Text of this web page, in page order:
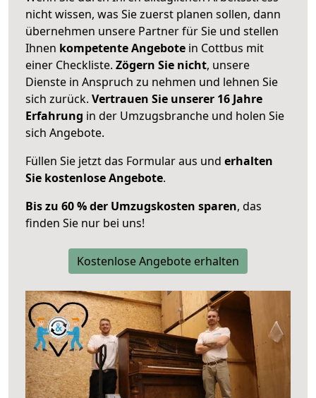
nicht wissen, was Sie zuerst planen sollen, dann
übernehmen unsere Partner für Sie und stellen
Ihnen kompetente Angebote in Cottbus mit
einer Checkliste. Zögern Sie nicht, unsere
Dienste in Anspruch zu nehmen und lehnen Sie
sich zurück. Vertrauen Sie unserer 16 Jahre
Erfahrung in der Umzugsbranche und holen Sie
sich Angebote.
Füllen Sie jetzt das Formular aus und erhalten
Sie kostenlose Angebote.
Bis zu 60 % der Umzugskosten sparen, das
finden Sie nur bei uns!
Kostenlose Angebote erhalten